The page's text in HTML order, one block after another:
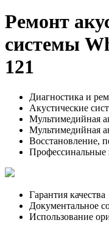
Ремонт
системы
121
Диагностика и
Акустические
Мультимедийная
Мультимедийная
Восстановление,
Профессинальные
Гарантия качества
Документальное
Использование